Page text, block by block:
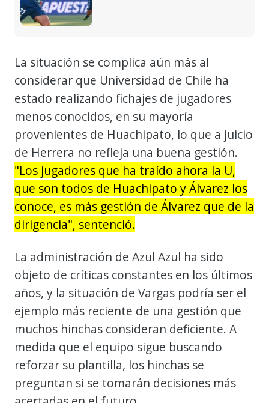
La situación se complica aún más al
considerar que Universidad de Chile ha
estado realizando fichajes de jugadores
menos conocidos, en su mayoría
provenientes de Huachipato, lo que a juicio
de Herrera no refleja una buena gestión.
"Los jugadores que ha traído ahora la U,
que son todos de Huachipato y Álvarez los
conoce, es más gestión de Álvarez que de la
dirigencia", sentenció.
La administración de Azul Azul ha sido
objeto de críticas constantes en los últimos
años, y la situación de Vargas podría ser el
ejemplo más reciente de una gestión que
muchos hinchas consideran deficiente. A
medida que el equipo sigue buscando
reforzar su plantilla, los hinchas se
preguntan si se tomarán decisiones más